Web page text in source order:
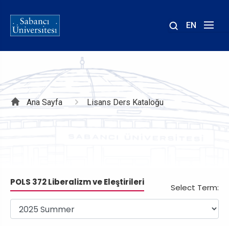
EN
Sayfa
Ana Sayfa Lisans Ders Kataloğu
POLS 372 Liberalizm ve Eleştirileri
Select Term: